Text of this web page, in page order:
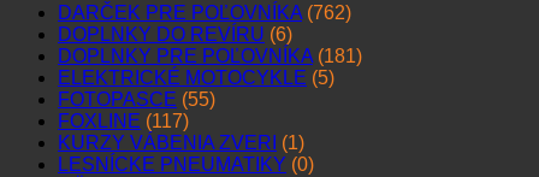
DARČEK PRE POĽOVNÍKA (762)
DOPLNKY DO REVÍRU (6)
DOPLNKY PRE POĽOVNÍKA (181)
ELEKTRICKÉ MOTOCYKLE (5)
FOTOPASCE (55)
FOXLINE (117)
KURZY VÁBENIA ZVERI (1)
LESNÍCKE PNEUMATIKY (0)